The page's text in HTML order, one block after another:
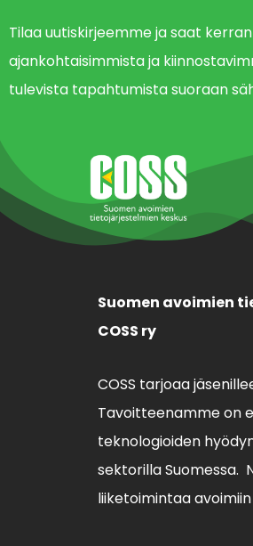
Tilaa uutiskirjeemme ja saat
ajankohtaisimmista ja
tulevista tapahtumista suoraan
Suomen avoimien
COSS ry
COSS tarjoaa
Tavoitteenamme on
teknologioiden
sektorilla Suomessa.
liiketoimintaa